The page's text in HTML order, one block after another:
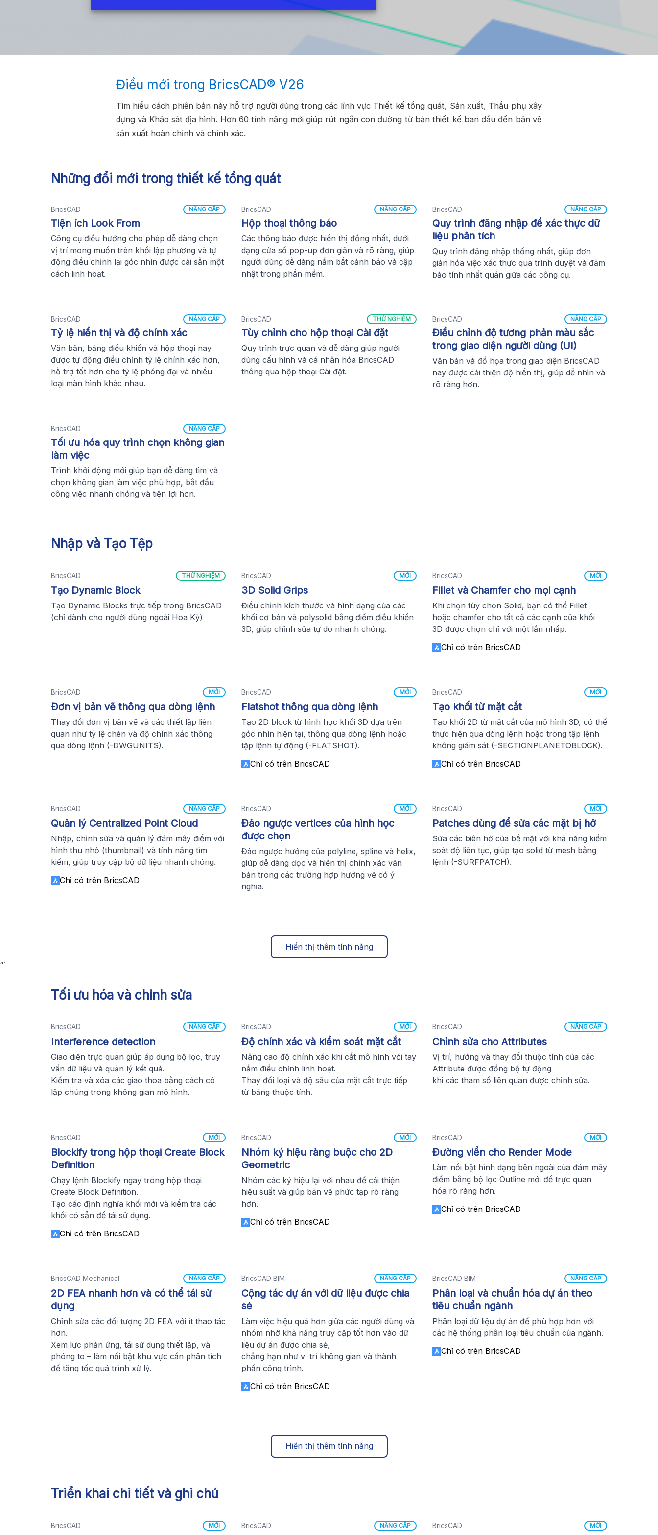
Điều mới trong BricsCAD® V26
Tìm hiểu cách phiên bản này hỗ trợ người dùng trong các lĩnh vực Thiết kế tổng quát, Sản xuất, Thầu phụ xây
dựng và Khảo sát địa hình. Hơn 60 tính năng mới giúp rút ngắn con đường từ bản thiết kế ban đầu đến bản vẽ
sản xuất hoàn chỉnh và chính xác.
Những đổi mới trong thiết kế tổng quát
BricsCAD NÂNG CẤP
Tiện ích Look From
Công cụ điều hướng cho phép dễ dàng chọn
vị trí mong muốn trên khối lập phương và tự
động điều chỉnh lại góc nhìn được cài sẵn một
cách linh hoạt.
BricsCAD NÂNG CẤP
Hộp thoại thông báo
Các thông báo được hiển thị đồng nhất, dưới
dạng cửa sổ pop-up đơn giản và rõ ràng, giúp
người dùng dễ dàng nắm bắt cảnh báo và cập
nhật trong phần mềm.
BricsCAD NÂNG CẤP
Quy trình đăng nhập để xác thực dữ
liệu phân tích
Quy trình đăng nhập thống nhất, giúp đơn
giản hóa việc xác thực qua trình duyệt và đảm
bảo tính nhất quán giữa các công cụ.
BricsCAD NÂNG CẤP
Tỷ lệ hiển thị và độ chính xác
Văn bản, bảng điều khiển và hộp thoại nay
được tự động điều chỉnh tỷ lệ chính xác hơn,
hỗ trợ tốt hơn cho tỷ lệ phóng đại và nhiều
loại màn hình khác nhau.
BricsCAD THỬ NGHIỆM
Tùy chỉnh cho hộp thoại Cài đặt
Quy trình trực quan và dễ dàng giúp người
dùng cấu hình và cá nhân hóa BricsCAD
thông qua hộp thoại Cài đặt.
BricsCAD NÂNG CẤP
Điều chỉnh độ tương phản màu sắc
trong giao diện người dùng (UI)
Văn bản và đồ họa trong giao diện BricsCAD
nay được cải thiện độ hiển thị, giúp dễ nhìn và
rõ ràng hơn.
BricsCAD NÂNG CẤP
Tối ưu hóa quy trình chọn không gian
làm việc
Trình khởi động mới giúp bạn dễ dàng tìm và
chọn không gian làm việc phù hợp, bắt đầu
công việc nhanh chóng và tiện lợi hơn.
Nhập và Tạo Tệp
BricsCAD THỬ NGHIỆM
Tạo Dynamic Block
Tạo Dynamic Blocks trực tiếp trong BricsCAD
(chỉ dành cho người dùng ngoài Hoa Kỳ)
BricsCAD MỚI
3D Solid Grips
Điều chỉnh kích thước và hình dạng của các
khối cơ bản và polysolid bằng điểm điều khiển
3D, giúp chỉnh sửa tự do nhanh chóng.
BricsCAD MỚI
Fillet và Chamfer cho mọi cạnh
Khi chọn tùy chọn Solid, bạn có thể Fillet
hoặc chamfer cho tất cả các cạnh của khối
3D được chọn chỉ với một lần nhấp.
Chỉ có trên BricsCAD
BricsCAD MỚI
Đơn vị bản vẽ thông qua dòng lệnh
Thay đổi đơn vị bản vẽ và các thiết lập liên
quan như tỷ lệ chèn và độ chính xác thông
qua dòng lệnh (-DWGUNITS).
BricsCAD MỚI
Flatshot thông qua dòng lệnh
Tạo 2D block từ hình học khối 3D dựa trên
góc nhìn hiện tại, thông qua dòng lệnh hoặc
tập lệnh tự động (-FLATSHOT).
Chỉ có trên BricsCAD
BricsCAD MỚI
Tạo khối từ mặt cắt
Tạo khối 2D từ mặt cắt của mô hình 3D, có thể
thực hiện qua dòng lệnh hoặc trong tập lệnh
không giám sát (-SECTIONPLANETOBLOCK).
Chỉ có trên BricsCAD
BricsCAD NÂNG CẤP
Quản lý Centralized Point Cloud
Nhập, chỉnh sửa và quản lý đám mây điểm với
hình thu nhỏ (thumbnail) và tính năng tìm
kiếm, giúp truy cập bộ dữ liệu nhanh chóng.
Chỉ có trên BricsCAD
BricsCAD MỚI
Đảo ngược vertices của hình học
được chọn
Đảo ngược hướng của polyline, spline và helix,
giúp dễ dàng đọc và hiển thị chính xác văn
bản trong các trường hợp hướng vẽ có ý
nghĩa.
BricsCAD MỚI
Patches dùng để sửa các mặt bị hở
Sửa các biên hở của bề mặt với khả năng kiểm
soát độ liên tục, giúp tạo solid từ mesh bằng
lệnh (-SURFPATCH).
Hiển thị thêm tính năng
“`
Tối ưu hóa và chỉnh sửa
BricsCAD NÂNG CẤP
Interference detection
Giao diện trực quan giúp áp dụng bộ lọc, truy
vấn dữ liệu và quản lý kết quả.
Kiểm tra và xóa các giao thoa bằng cách cô
lập chúng trong không gian mô hình.
BricsCAD MỚI
Độ chính xác và kiểm soát mặt cắt
Nâng cao độ chính xác khi cắt mô hình với tay
nắm điều chỉnh linh hoạt.
Thay đổi loại và độ sâu của mặt cắt trực tiếp
từ bảng thuộc tính.
BricsCAD NÂNG CẤP
Chỉnh sửa cho Attributes
Vị trí, hướng và thay đổi thuộc tính của các
Attribute được đồng bộ tự động
khi các tham số liên quan được chỉnh sửa.
BricsCAD MỚI
Blockify trong hộp thoại Create Block
Definition
Chạy lệnh Blockify ngay trong hộp thoại
Create Block Definition.
Tạo các định nghĩa khối mới và kiểm tra các
khối có sẵn để tái sử dụng.
Chỉ có trên BricsCAD
BricsCAD MỚI
Nhóm ký hiệu ràng buộc cho 2D
Geometric
Nhóm các ký hiệu lại với nhau để cải thiện
hiệu suất và giúp bản vẽ phức tạp rõ ràng
hơn.
Chỉ có trên BricsCAD
BricsCAD MỚI
Đường viền cho Render Mode
Làm nổi bật hình dạng bên ngoài của đám mây
điểm bằng bộ lọc Outline mới để trực quan
hóa rõ ràng hơn.
Chỉ có trên BricsCAD
BricsCAD Mechanical NÂNG CẤP
2D FEA nhanh hơn và có thể tái sử
dụng
Chỉnh sửa các đối tượng 2D FEA với ít thao tác
hơn.
Xem lực phản ứng, tái sử dụng thiết lập, và
phóng to – làm nổi bật khu vực cần phân tích
để tăng tốc quá trình xử lý.
BricsCAD BIM NÂNG CẤP
Cộng tác dự án với dữ liệu được chia
sẻ
Làm việc hiệu quả hơn giữa các người dùng và
nhóm nhờ khả năng truy cập tốt hơn vào dữ
liệu dự án được chia sẻ,
chẳng hạn như vị trí không gian và thành
phần công trình.
Chỉ có trên BricsCAD
BricsCAD BIM NÂNG CẤP
Phân loại và chuẩn hóa dự án theo
tiêu chuẩn ngành
Phân loại dữ liệu dự án để phù hợp hơn với
các hệ thống phân loại tiêu chuẩn của ngành.
Chỉ có trên BricsCAD
Hiển thị thêm tính năng
Triển khai chi tiết và ghi chú
BricsCAD MỚI BricsCAD NÂNG CẤP BricsCAD MỚI